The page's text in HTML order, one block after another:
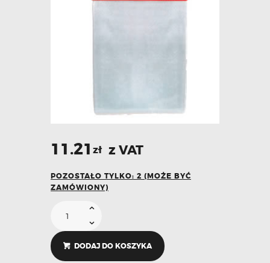
11.21 zł z VAT
POZOSTAŁO TYLKO: 2 (MOŻE BYĆ
ZAMÓWIONY)
DODAJ DO KOSZYKA